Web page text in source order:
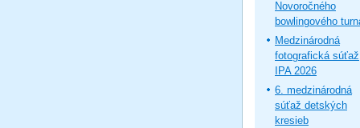
Novoročného
bowlingového
Medzinárodná
fotografická súťaž
IPA 2026
6. medzinárodná
súťaž detských
kresieb